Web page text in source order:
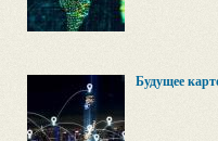
Будущее